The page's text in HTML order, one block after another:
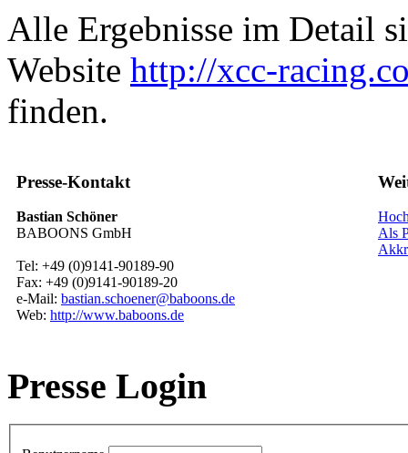
Alle Ergebnisse im Detail
Website http://xcc-
finden.
Presse-Kontakt
Bastian Schöner
BABOONS GmbH
Tel: +49 (0)9141-90189-90
Fax: +49 (0)9141-90189-20
e-Mail: bastian.schoener@baboons.de
Web: http://www.baboons.de
Als
Presse Login